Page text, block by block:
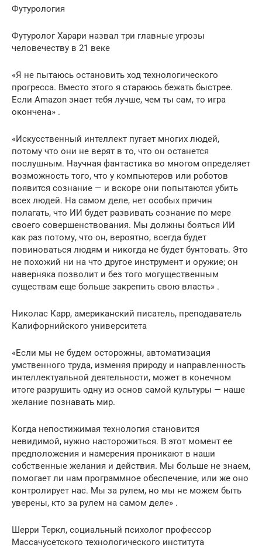
Футурология
Футуролог Харари назвал три главные угрозы
человечеству в 21 веке
«Я не пытаюсь остановить ход технологического
прогресса. Вместо этого я стараюсь бежать быстрее.
Если Amazon знает тебя лучше, чем ты сам, то игра
окончена» .
«Искусственный интеллект пугает многих людей,
потому что они не верят в то, что он останется
послушным. Научная фантастика во многом определяет
возможность того, что у компьютеров или роботов
появится сознание — и вскоре они попытаются убить
всех людей. На самом деле, нет особых причин
полагать, что ИИ будет развивать сознание по мере
своего совершенствования. Мы должны бояться ИИ
как раз потому, что он, вероятно, всегда будет
повиноваться людям и никогда не будет бунтовать. Это
не похожий ни на что другое инструмент и оружие; он
наверняка позволит и без того могущественным
существам еще больше закрепить свою власть» .
Николас Карр, американский писатель, преподаватель
Калифорнийского университета
«Если мы не будем осторожны, автоматизация
умственного труда, изменяя природу и направленность
интеллектуальной деятельности, может в конечном
итоге разрушить одну из основ самой культуры — наше
желание познавать мир.
Когда непостижимая технология становится
невидимой, нужно насторожиться. В этот момент ее
предположения и намерения проникают в наши
собственные желания и действия. Мы больше не знаем,
помогает ли нам программное обеспечение, или же оно
контролирует нас. Мы за рулем, но мы не можем быть
уверены, кто за рулем на самом деле» .
Шерри Теркл, социальный психолог профессор
Массачусетского технологического института